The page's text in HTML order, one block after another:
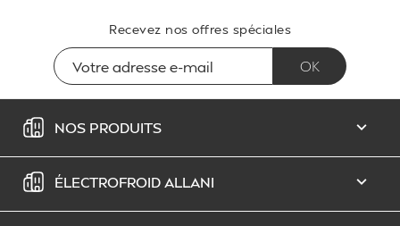
Recevez nos offres spéciales
NOS PRODUITS 
ÉLECTROFROID ALLANI 